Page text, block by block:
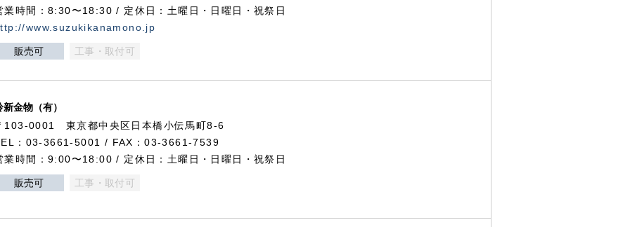
業時間：8:30〜18:30 / 定休日：土曜日・日曜日・祝祭日
www.suzukikanamono.jp
販売可 工事・取付可
新金物（有）
103-0001 東京都中央区日本橋小伝馬町8-6
：03-3661-5001 / FAX：03-3661-7539
業時間：9:00〜18:00 / 定休日：土曜日・日曜日・祝祭日
販売可 工事・取付可